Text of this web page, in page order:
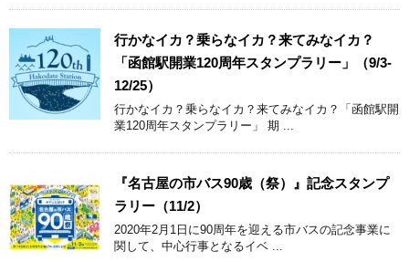
行かなイカ？乗らなイカ？来てみなイカ？
「函館駅開業120周年スタンプラリー」（9/3-
12/25）
行かなイカ？乗らなイカ？来てみなイカ？「函館駅開
業120周年スタンプラリー」 期 ...
『名古屋の市バス90歳（祭）』記念スタンプ
ラリー（11/2）
2020年2月1日に90周年を迎える市バスの記念事業に
関して、中心行事となるイベ ...